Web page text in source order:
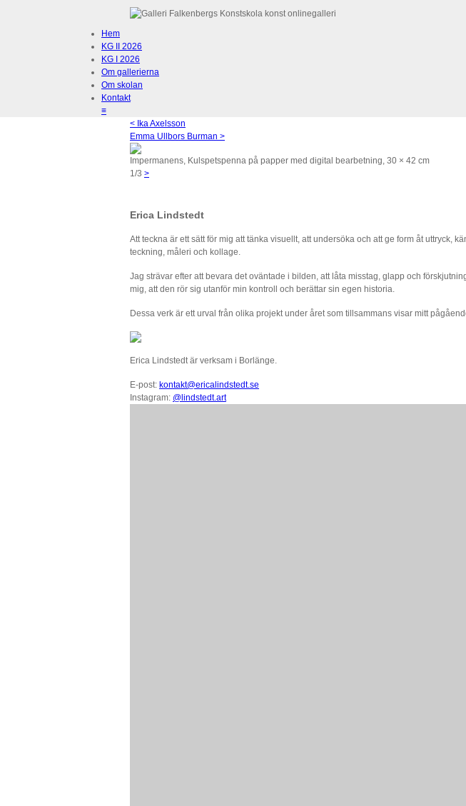
Hem
KG II 2026
KG I 2026
Om gallerierna
Om skolan
Kontakt
≡
< Ika Axelsson
Emma Ullbors Burman >
Impermanens, Kulspetspenna på papper med digital bearbetning, 30 × 42 cm
1/3 >
Erica Lindstedt
Att teckna är ett sätt för mig att tänka visuellt, att undersöka och att ge form åt uttryck,
teckning, måleri och kollage.
Jag strävar efter att bevara det oväntade i bilden, att låta misstag, glapp och
mig, att den rör sig utanför min kontroll och berättar sin egen historia.
Dessa verk är ett urval från olika projekt under året som tillsammans visar mitt
Erica Lindstedt är verksam i Borlänge.
E-post: kontakt@ericalindstedt.se
Instagram: @lindstedt.art